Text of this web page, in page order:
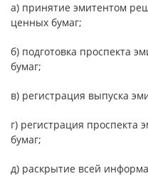
а) принятие эмитентом
ценных бумаг;
б) подготовка проспекта
бумаг;
в) регистрация выпуска
г) регистрация
бумаг;
д) раскрытие всей